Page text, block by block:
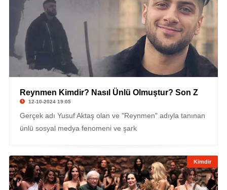
Reynmen Kimdir? Nasıl Ünlü Olmuştur? Son Z
12-10-2024 19:05
Gerçek adı Yusuf Aktaş olan ve "Reynmen" adıyla tanınan
ünlü sosyal medya fenomeni ve şark
Kimdir